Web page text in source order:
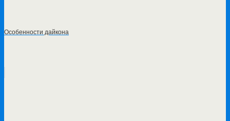
Особенности дайкона